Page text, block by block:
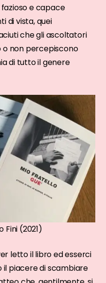
e capace
di vista, quei
che gli ascoltatori
o non percepiscono
di tutto il genere
Fini (2021)
letto il libro ed esserci
piacere di scambiare